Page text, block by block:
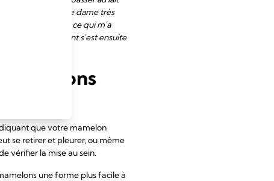
League et une dame très
mamelons, ce qui m'a
faire ! L'allaitement s'est ensuite
que votre mamelon
se retirer et pleurer, ou même
vérifier la mise au sein.
une forme plus facile à